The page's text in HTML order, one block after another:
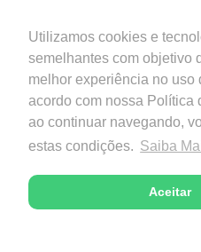
Utilizamos cookies e
semelhantes com objetivo
melhor experiência no uso
acordo com nossa Política
ao continuar navegando,
estas condições. Saiba
Aceitar